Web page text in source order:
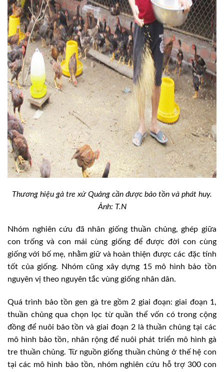
Thương hiệu gà tre xứ Quảng cần được bảo tồn và phát huy.
Ảnh: T.N
Nhóm nghiên cứu đã nhân giống thuần chủng, ghép giữa
con trống và con mái cùng giống để được đời con cùng
giống với bố mẹ, nhằm giữ và hoàn thiện được các đặc tính
tốt của giống. Nhóm cũng xây dựng 15 mô hình bảo tồn
nguyên vị theo nguyên tắc vùng giống nhân dân.
Quá trình bảo tồn gen gà tre gồm 2 giai đoạn: giai đoạn 1,
thuần chủng qua chọn lọc từ quần thể vốn có trong cộng
đồng để nuôi bảo tồn và giai đoạn 2 là thuần chủng tại các
mô hình bảo tồn, nhân rộng để nuôi phát triển mô hình gà
tre thuần chủng. Từ nguồn giống thuần chủng ở thế hệ con
tại các mô hình bảo tồn, nhóm nghiên cứu hỗ trợ 300 con